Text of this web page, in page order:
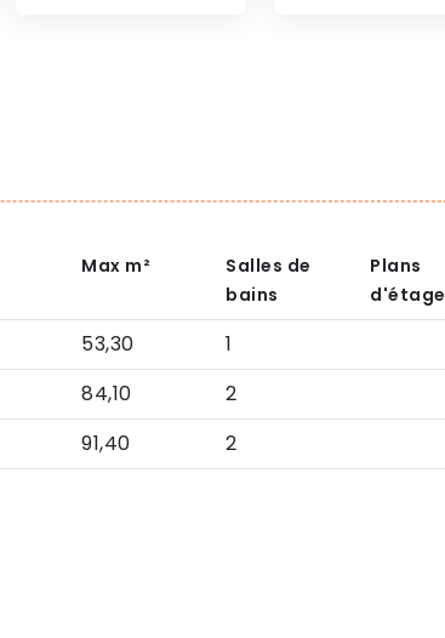
Max m²
Salles de
bains
Plans
d'étage
53,30
1
84,10
2
91,40 2